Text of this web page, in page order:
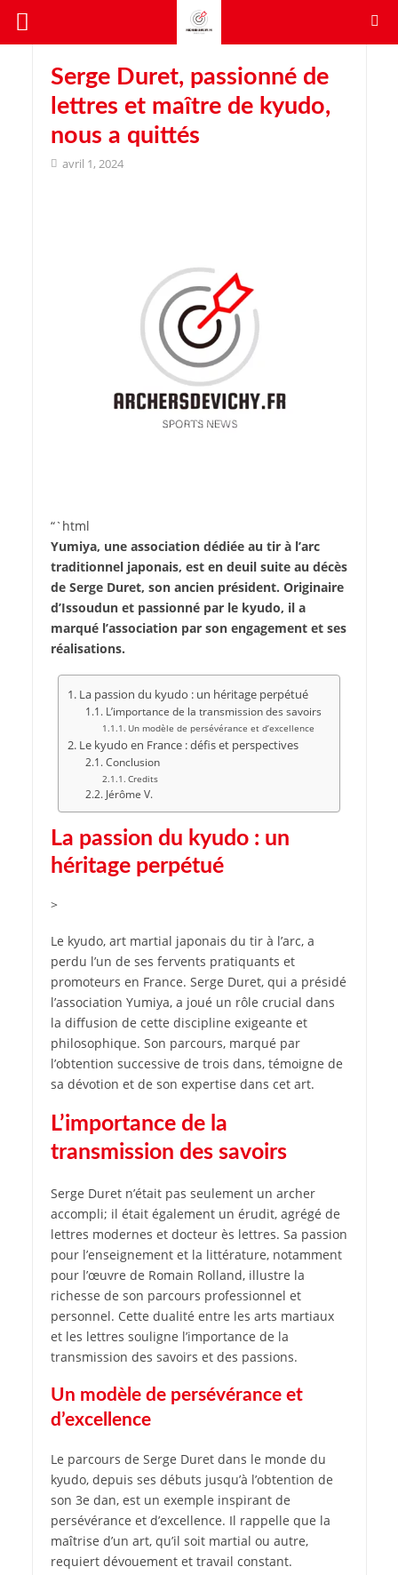
Serge Duret, passionné de
lettres et maître de kyudo,
nous a quittés
avril 1, 2024
“`html
Yumiya, une association dédiée au tir à l’arc
traditionnel japonais, est en deuil suite au décès
de Serge Duret, son ancien président. Originaire
d’Issoudun et passionné par le kyudo, il a
marqué l’association par son engagement et ses
réalisations.
La passion du kyudo : un héritage perpétué
L’importance de la transmission des savoirs
Un modèle de persévérance et d’excellence
Le kyudo en France : défis et perspectives
Conclusion
Credits
Jérôme V.
La passion du kyudo : un
héritage perpétué
>
Le kyudo, art martial japonais du tir à l’arc, a
perdu l’un de ses fervents pratiquants et
promoteurs en France. Serge Duret, qui a présidé
l’association Yumiya, a joué un rôle crucial dans
la diffusion de cette discipline exigeante et
philosophique. Son parcours, marqué par
l’obtention successive de trois dans, témoigne de
sa dévotion et de son expertise dans cet art.
L’importance de la
transmission des savoirs
Serge Duret n’était pas seulement un archer
accompli; il était également un érudit, agrégé de
lettres modernes et docteur ès lettres. Sa passion
pour l’enseignement et la littérature, notamment
pour l’œuvre de Romain Rolland, illustre la
richesse de son parcours professionnel et
personnel. Cette dualité entre les arts martiaux
et les lettres souligne l’importance de la
transmission des savoirs et des passions.
Un modèle de persévérance et
d’excellence
Le parcours de Serge Duret dans le monde du
kyudo, depuis ses débuts jusqu’à l’obtention de
son 3e dan, est un exemple inspirant de
persévérance et d’excellence. Il rappelle que la
maîtrise d’un art, qu’il soit martial ou autre,
requiert dévouement et travail constant.